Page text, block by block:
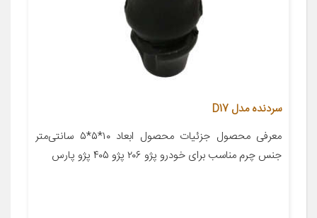
سردنده مدل D17
معرفی محصول جزئیات محصول ابعاد ۱۰*۵*۵ سانتی‌متر
جنس چرم مناسب برای خودرو پژو ۲۰۶ پژو ۴۰۵ پژو پارس